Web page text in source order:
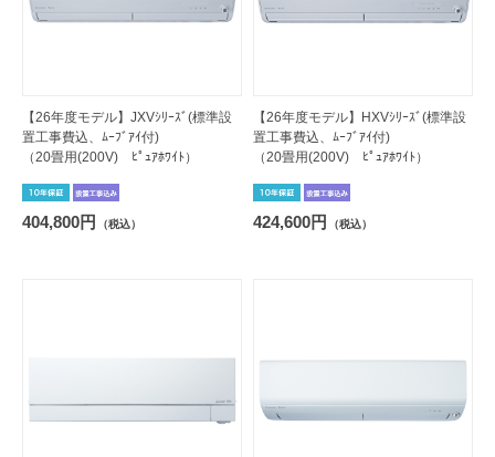
【26年度モデル】JXVｼﾘｰｽﾞ(標準設
置工事費込、ﾑｰﾌﾞｱｲ付)
（20畳用(200V) ﾋﾟｭｱﾎﾜｲﾄ）
404,800円 （税込）
【26年度モデル】HXVｼﾘｰｽﾞ(標準設
置工事費込、ﾑｰﾌﾞｱｲ付)
（20畳用(200V) ﾋﾟｭｱﾎﾜｲﾄ）
424,600円 （税込）